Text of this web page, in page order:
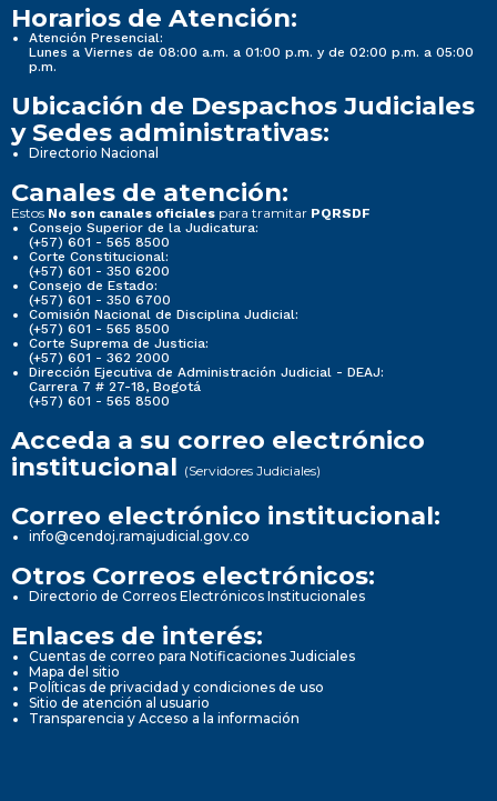
Horarios de Atención:
Atención Presencial:
Lunes a Viernes de 08:00 a.m. a 01:00 p.m. y de 02:00 p.m. a 05:00
p.m.
Ubicación de Despachos Judiciales
y Sedes administrativas:
Directorio Nacional
Canales de atención:
Estos No son canales oficiales para tramitar PQRSDF
Consejo Superior de la Judicatura:
(+57) 601 - 565 8500
Corte Constitucional:
(+57) 601 - 350 6200
Consejo de Estado:
(+57) 601 - 350 6700
Comisión Nacional de Disciplina Judicial:
(+57) 601 - 565 8500
Corte Suprema de Justicia:
(+57) 601 - 362 2000
Dirección Ejecutiva de Administración Judicial - DEAJ:
Carrera 7 # 27-18, Bogotá
(+57) 601 - 565 8500
Acceda a su correo electrónico
institucional (Servidores Judiciales)
Correo electrónico institucional:
info@cendoj.ramajudicial.gov.co
Otros Correos electrónicos:
Directorio de Correos Electrónicos Institucionales
Enlaces de interés:
Cuentas de correo para Notificaciones Judiciales
Mapa del sitio
Políticas de privacidad y condiciones de uso
Sitio de atención al usuario
Transparencia y Acceso a la información